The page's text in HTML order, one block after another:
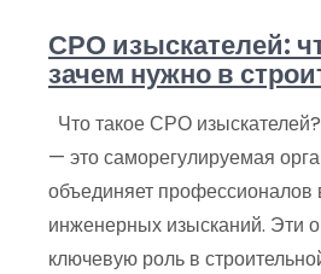
СРО изыскателей:
зачем нужно в
Что такое СРО
— это саморегулируемая
объединяет профессионалов
инженерных изысканий. Эти
ключевую роль в